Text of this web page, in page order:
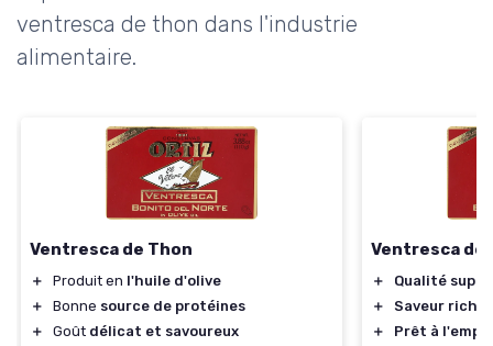
ventresca de thon dans l'industrie
alimentaire.
Ventresca de Thon
＋ Produit en l'huile d'olive
＋
Bonne source de protéines
＋
Goût délicat et savoureux
Ventresca de
＋
Qualité
＋
Saveur riche
＋
Prêt à